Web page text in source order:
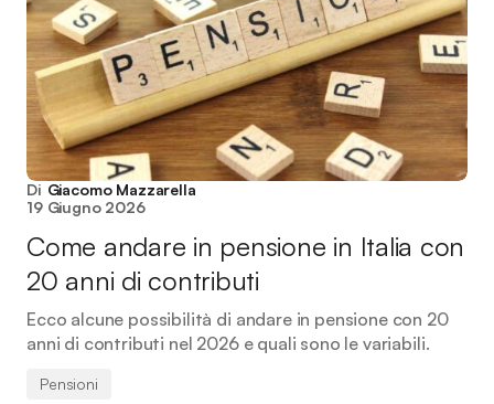
Di Giacomo Mazzarella
19 Giugno 2026
Come andare in pensione in Italia con
20 anni di contributi
Ecco alcune possibilità di andare in pensione con 20
anni di contributi nel 2026 e quali sono le variabili.
Pensioni